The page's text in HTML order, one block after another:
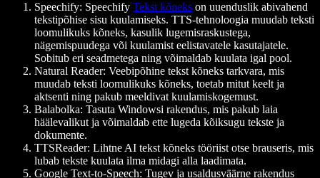
Speechify: Speechify Tekst kõneks on uuenduslik abivahend
tekstipõhise sisu kuulamiseks. TTS-tehnoloogia muudab teksti
loomulikuks kõneks, kasulik lugemisraskustega,
nägemispuudega või kuulamist eelistavatele kasutajatele.
Sobitub eri seadmetega ning võimaldab kuulata igal pool.
Natural Reader: Veebipõhine tekst kõneks tarkvara, mis
muudab teksti loomulikuks kõneks, toetab mitut keelt ja
aktsenti ning pakub meeldivat kuulamiskogemust.
Balabolka: Tasuta Windowsi rakendus, mis pakub laia
häälevalikut ja võimaldab ette lugeda kõiksugu tekste ja
dokumente.
TTSReader: Lihtne AI tekst kõneks tööriist otse brauseris, mis
lubab tekste kuulata ilma midagi alla laadimata.
Google Text-to-Speech: Tugev ja usaldusväärne rakendus